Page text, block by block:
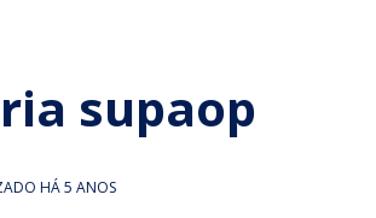
supaop
HÁ 5 ANOS